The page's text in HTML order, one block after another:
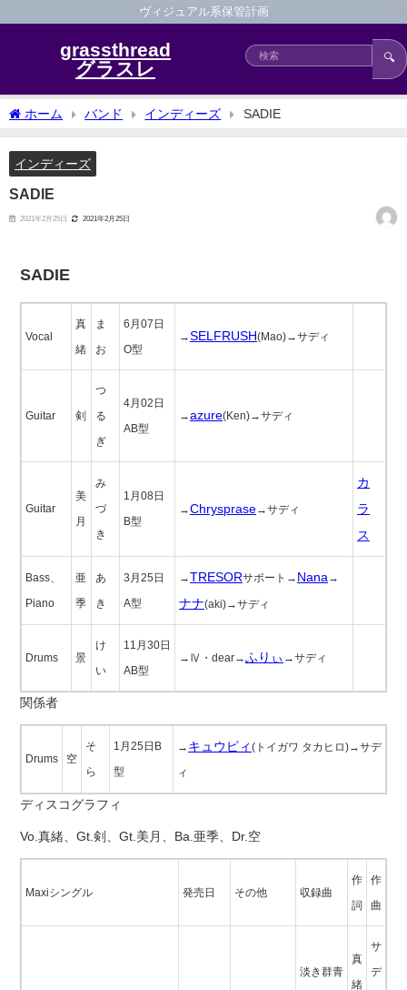
ヴィジュアル系保管計画
grassthread
グラスレ
🔍
ホーム バンド インディーズ SADIE
インディーズ
SADIE
2021年2月25日 2021年2月25日
SADIE
Vocal
真
緒
ま
お
6月07日
O型
→SELFRUSH(Mao)→サディ
Guitar 剣
つ
る
ぎ
4月02日
AB型
→azure(Ken)→サディ
Guitar
美
月
み
づ
き
1月08日
B型
→Chrysprase→サディ
カ
ラ
ス
Bass、
Piano
亜
季
あ
き
3月25日
A型
→TRESORサポート→ Nana →
ナナ(aki)→サディ
Drums 景
け
い
11月30日
AB型
→Ⅳ・dear→ふりぃ →サディ
関係者
Drums 空
そ
ら
1月25日B
型
→ キュウピィ (トイガワ タカヒロ)→サデ
ィ
ディスコグラフィ
Vo.真緒、Gt.剣、Gt.美月、Ba.亜季、Dr.空
Maxiシングル 発売日 その他 収録曲
作
詞
作
曲
淡き群青
真
緒
サ
デ